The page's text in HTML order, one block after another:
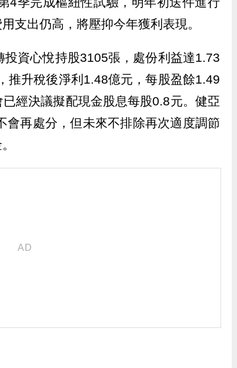
支出仍高，將壓抑今年獲利表現。
資心悅持股3105張，處份利益達1.73
推升稅後淨利1.48億元，每股盈餘1.49
經決議擬配現金股息每股0.8元。健亞
會再處分，但未來不排除再次適度調節